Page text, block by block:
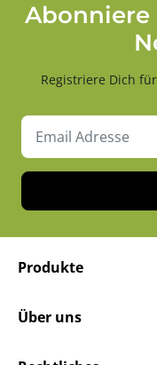
Abonniere
Registriere Dich
Produkte
Über uns